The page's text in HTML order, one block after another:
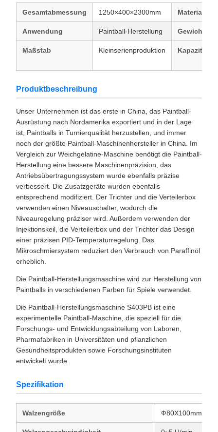
Gesamtabmessung 1250×400×2300mm Material
Anwendung Paintball-Herstellung Gewicht
Maßstab Kleinserienproduktion Kapazität
Produktbeschreibung
Unser Unternehmen ist das erste in China, das Paintball-
Ausrüstung nach Nordamerika exportiert und in der Lage
ist, Paintballs in Turnierqualität herzustellen, und immer
noch der größte Paintball-Maschinenhersteller in China. Im
Vergleich zur Weichgelatine-Maschine benötigt die Paintball-
Herstellung eine bessere Maschinenpräzision, das
Antriebsübertragungssystem wurde ebenfalls präzise
verbessert. Die Zusatzgeräte wurden ebenfalls
entsprechend modifiziert. Der Trichter und die Verteilerbox
verwenden einen Niveauschalter, wodurch die
Niveauregelung präziser wird. Außerdem verwenden der
Injektionskeil, die Verteilerbox und der Trichter das Design
einer präzisen PID-Temperaturregelung. Das
Mikroschmiersystem reduziert den Verbrauch von Paraffinöl
erheblich.
Die Paintball-Herstellungsmaschine wird zur Herstellung von
Paintballs in verschiedenen Farben für Spiele verwendet.
Die Paintball-Herstellungsmaschine S403PB ist eine
experimentelle Paintball-Maschine, die speziell für die
Forschungs- und Entwicklungsabteilung von Laboren,
Pharmafabriken in Universitäten und pflanzlichen
Gesundheitsprodukten sowie Forschungsinstituten
entwickelt wurde.
Spezifikation
Walzengröße Ф80X100mm